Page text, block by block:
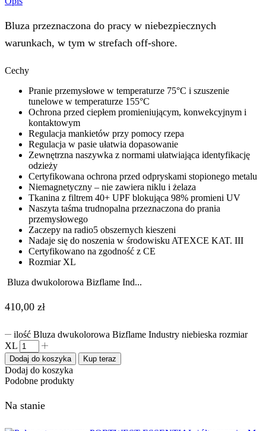
Bluza przeznaczona do pracy w niebezpiecznych
warunkach, w tym w strefach off-shore.
Cechy
Pranie przemysłowe w temperaturze 75°C i szuszenie
tunelowe w temperaturze 155°C
Ochrona przed ciepłem promieniującym, konwekcyjnym i
kontaktowym
Regulacja mankietów przy pomocy rzepa
Regulacja w pasie ułatwia dopasowanie
Zewnętrzna naszywka z normami ułatwiająca identyfikację
odzieży
Certyfikowana ochrona przed odpryskami stopionego metalu
Niemagnetyczny – nie zawiera niklu i żelaza
Tkanina z filtrem 40+ UPF blokująca 98% promieni UV
Naszyta taśma trudnopalna przeznaczona do prania
przemysłowego
Zaczepy na radio5 obszernych kieszeni
Nadaje się do noszenia w środowisku ATEXCE KAT. III
Certyfikowano na zgodność z CE
Rozmiar XL
Bluza dwukolorowa Bizflame Ind...
410,00 zł
ilość Bluza dwukolorowa Bizflame Industry niebieska rozmiar
XL
Dodaj do koszyka Kup teraz
Dodaj do koszyka
Podobne produkty
Na stanie